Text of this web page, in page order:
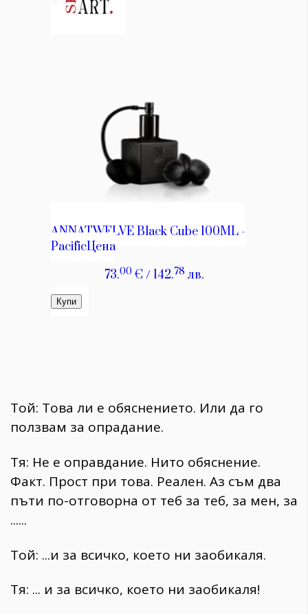
Той: Това ли е обяснението. Или да го
ползвам за опрадание.
Тя: Не е оправдание. Нито обяснение.
Факт. Прост при това. Реален. Аз съм два
пъти по-отговорна от теб за теб, за мен, за
......
Той: ...и за всичко, което ни заобикаля.
Тя: ... и за всичко, което ни заобикаля!